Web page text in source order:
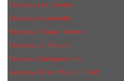
Тестеры Les Contes
Тестеры Nasomatto
Тестеры Tiziana Terenzi
Тестеры Jо Malоnе
Тестеры Zarkoperfume
Тестеры 60 мл Made In UAE